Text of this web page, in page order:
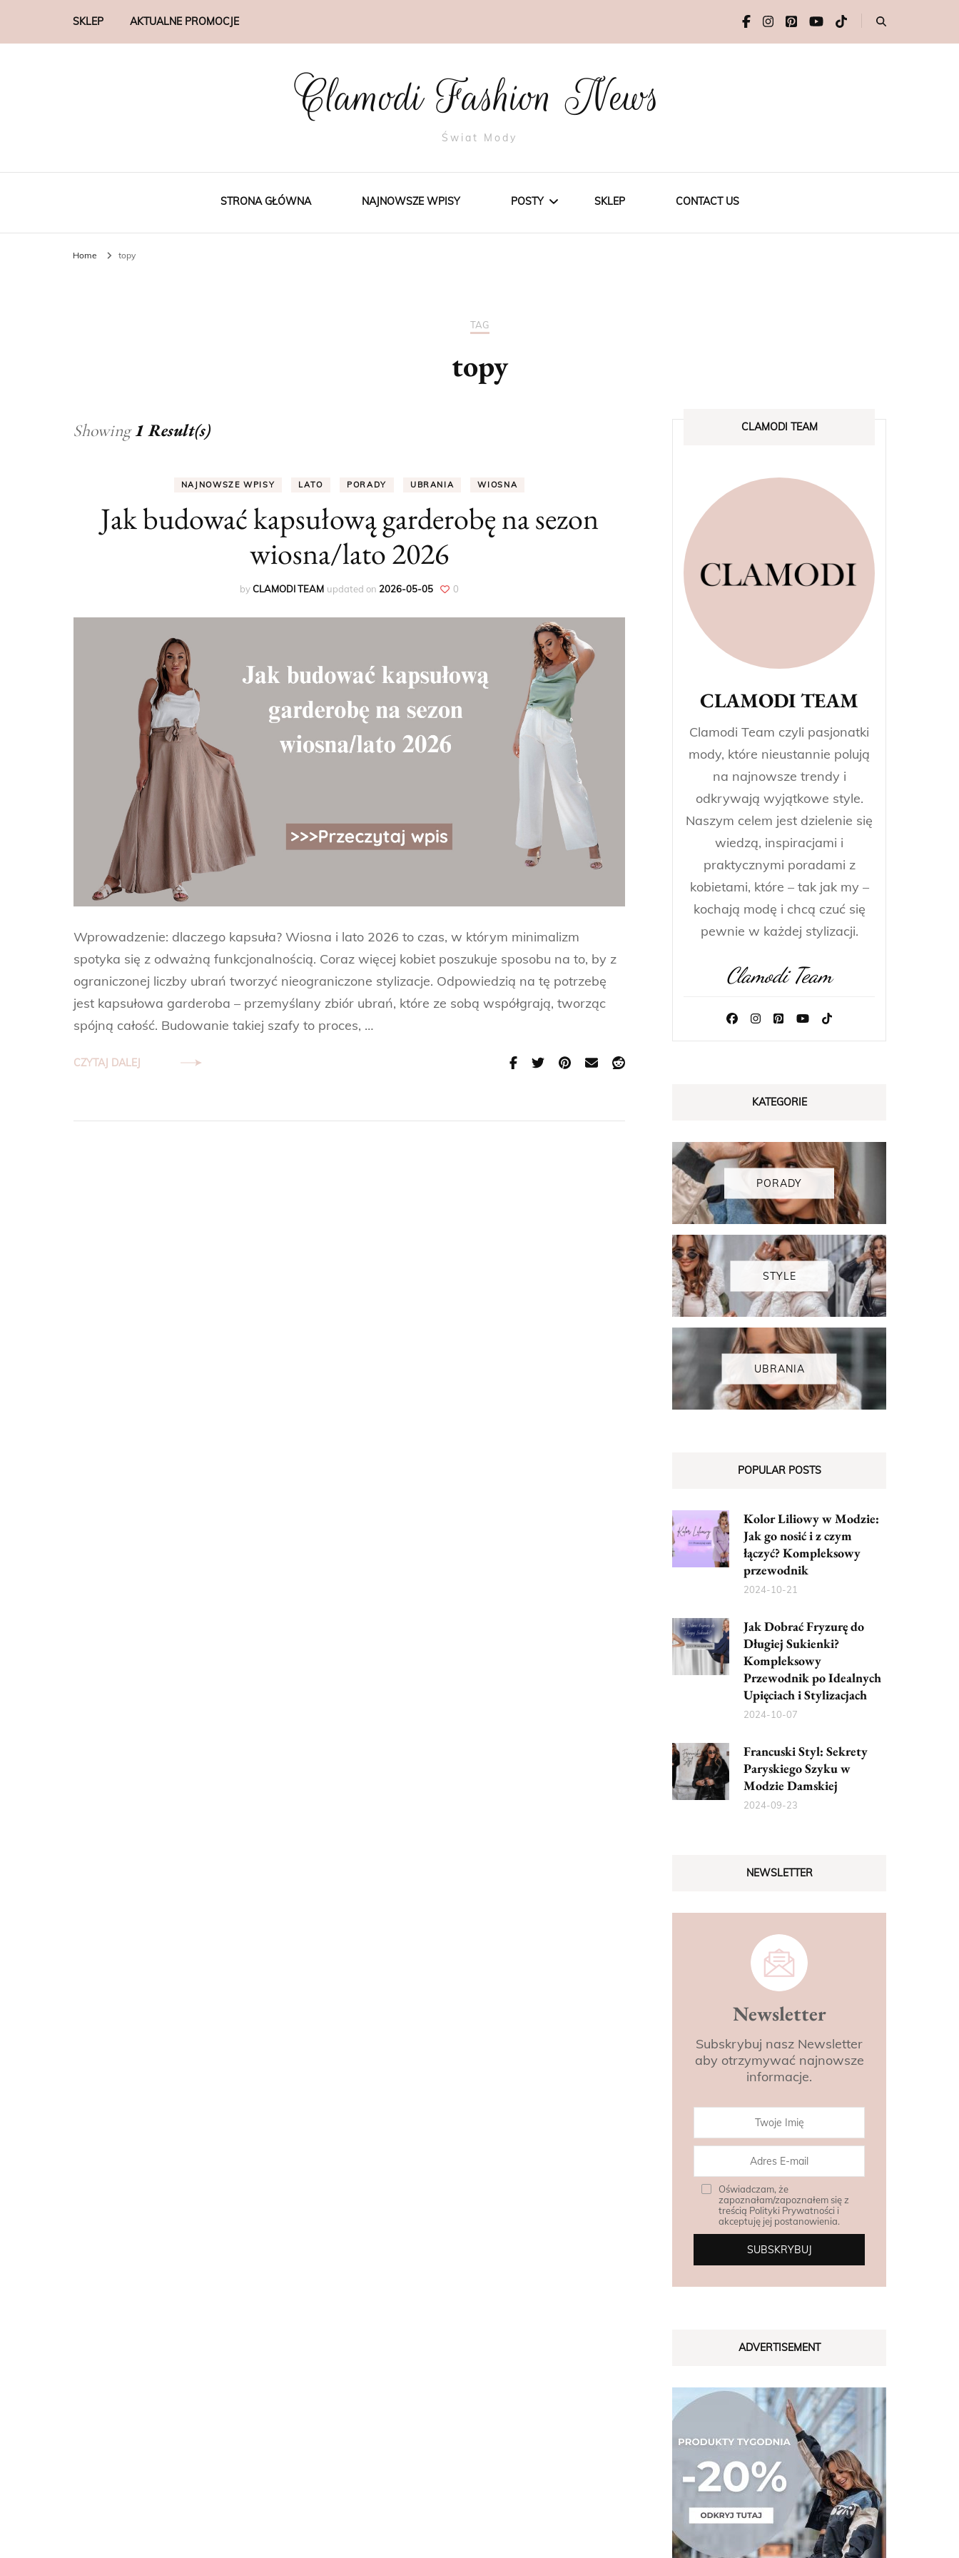
SKLEP AKTUALNE PROMOCJE
Clamodi Fashion News
Świat Mody
STRONA GŁÓWNA NAJNOWSZE WPISY POSTY
JESIEŃ
SKLEP CONTACT US
Home topy
TAG
topy
Showing1 Result(s)
NAJNOWSZE WPISY LATO PORADY UBRANIA WIOSNA
Jak budować kapsułową garderobę na sezon
wiosna/lato 2026
byCLAMODI TEAM updated on 2026-05-05 0
Wprowadzenie: dlaczego kapsuła? Wiosna i lato 2026 to czas, w którym minimalizm
spotyka się z odważną funkcjonalnością. Coraz więcej kobiet poszukuje sposobu na to, by z
ograniczonej liczby ubrań tworzyć nieograniczone stylizacje. Odpowiedzią na tę potrzebę
jest kapsułowa garderoba – przemyślany zbiór ubrań, które ze sobą współgrają, tworząc
spójną całość. Budowanie takiej szafy to proces, …
CZYTAJ DALEJ
CLAMODI TEAM
CLAMODI TEAM
Clamodi Team czyli pasjonatki
mody, które nieustannie polują
na najnowsze trendy i
odkrywają wyjątkowe style.
Naszym celem jest dzielenie się
wiedzą, inspiracjami i
praktycznymi poradami z
kobietami, które – tak jak my –
kochają modę i chcą czuć się
pewnie w każdej stylizacji.
Clamodi Team
KATEGORIE
PORADY
STYLE
UBRANIA
POPULAR POSTS
Kolor Liliowy w Modzie:
Jak go nosić i z czym
łączyć? Kompleksowy
przewodnik
2024-10-21
Jak Dobrać Fryzurę do
Długiej Sukienki?
Kompleksowy
Przewodnik po Idealnych
Upięciach i Stylizacjach
2024-10-07
Francuski Styl: Sekrety
Paryskiego Szyku w
Modzie Damskiej
2024-09-23
NEWSLETTER
Newsletter
Subskrybuj nasz Newsletter
aby otrzymywać najnowsze
informacje.
Oświadczam, że
zapoznałam/zapoznałem się z
treścią Polityki Prywatności i
akceptuję jej postanowienia.
ADVERTISEMENT